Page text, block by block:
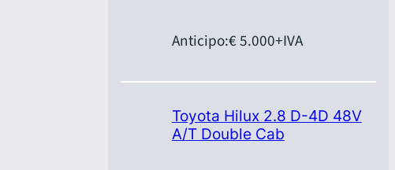
Anticipo:€ 5.000+IVA
Toyota Hilux 2.8 D-4D 48V
A/T Double Cab